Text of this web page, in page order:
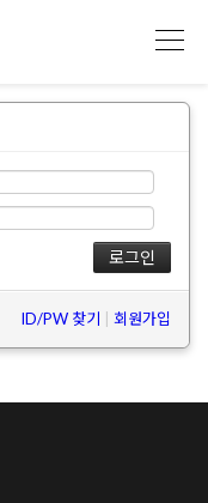
ID/PW 찾기 회원가입